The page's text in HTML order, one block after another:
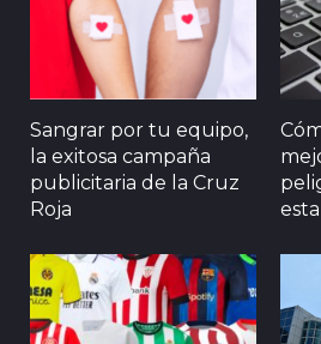
Sangrar por tu equipo,
la exitosa campaña
publicitaria de la Cruz
Roja